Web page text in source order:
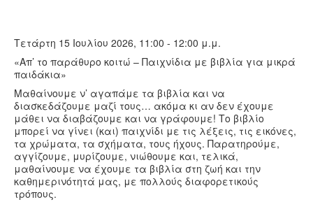
Τετάρτη 15 Ιουλίου 2026, 11:00 - 12:00 μ.μ.
«Απ’ το παράθυρο κοιτώ – Παιχνίδια με βιβλία για μικρά
παιδάκια»
Μαθαίνουμε ν’ αγαπάμε τα βιβλία και να
διασκεδάζουμε μαζί τους… ακόμα κι αν δεν έχουμε
μάθει να διαβάζουμε και να γράφουμε! Το βιβλίο
μπορεί να γίνει (και) παιχνίδι με τις λέξεις, τις εικόνες,
τα χρώματα, τα σχήματα, τους ήχους. Παρατηρούμε,
αγγίζουμε, μυρίζουμε, νιώθουμε και, τελικά,
μαθαίνουμε να έχουμε τα βιβλία στη ζωή και την
καθημερινότητά μας, με πολλούς διαφορετικούς
τρόπους.